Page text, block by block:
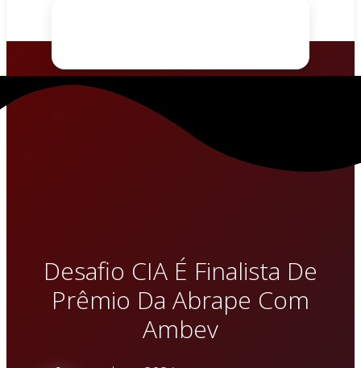
Desafio CIA É Finalista De
Prêmio Da Abrape Com
Ambev